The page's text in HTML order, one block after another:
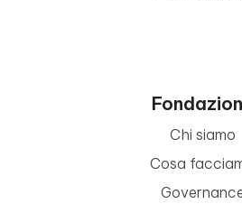
Chi siamo
Cosa